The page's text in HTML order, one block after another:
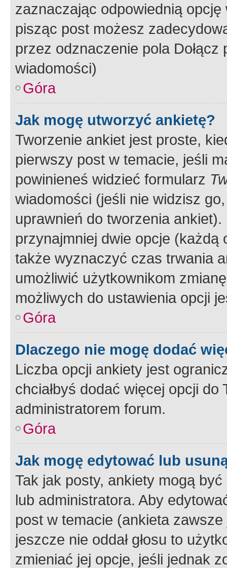
zaznaczając odpowiednią
pisząc post możesz
przez odznaczenie pola
wiadomości)
Góra
Jak mogę utworzyć ankietę?
Tworzenie ankiet jest proste,
pierwszy post w temacie, jeśli
powinieneś widzieć formularz
wiadomości (jeśli nie widzisz
uprawnień do tworzenia
przynajmniej dwie opcje
także wyznaczyć czas trwania
umożliwić użytkownikom
możliwych do ustawienia opcji
Góra
Dlaczego nie mogę dodać
Liczba opcji ankiety jest
chciałbyś dodać więcej opcji
administratorem forum.
Góra
Jak mogę edytować lub
Tak jak posty, ankiety mogą
lub administratora. Aby
post w temacie (ankieta
jeszcze nie oddał głosu to
zmieniać jej opcje, jeśli jednak